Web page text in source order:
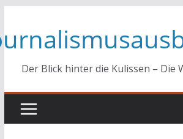
springen
Der Blick hinter die Kulissen – Die